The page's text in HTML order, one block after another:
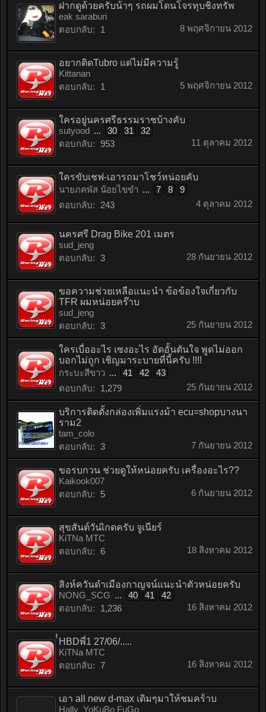
ฝากดูด้วยครับน้าๆ รถผมโดนโจรทุบชิงทรัพ
eak saraburi
ตอบกลับ:
1 8 พฤศจิกายน 2012
อยากติดTubro แต่ไม่มีความรู้
Kittanan
ตอบกลับ:
1 5 พฤศจิกายน 2012
ใครอยู่นครศรีธรรมราชบ้างคับ
sutyood ... 30 31
32
ตอบกลับ: 953 11 ตุลาคม 2012
ใครขับเชฟ-เอารถมาโชว์หน่อยคับ
นายภคพัส น้อยไขขำ ... 7 8
9
ตอบกลับ:
243 4 ตุลาคม 2012
นครศรี Drag Bike 201 เมตร
sud_jeng
ตอบกลับ: 3 28 กันยายน 2012
ขอความช่วยเหลือแนะนำ ข้อข้องใจเกี่ยวกับ
TFR ผมหน่อยคร๊าบ
sud_jeng
ตอบกลับ: 3 25 กันยายน 2012
ใครเบื่ออะไร เซงอะไร อัดอั้นตันใจ พูดไม่ออก
บอกไม่ถูก เชิญมาระบายที่นี้ครับ !!!!
กระบะสีขาว ... 41 42
43
ตอบกลับ:
1,279 25 กันยายน 2012
บริการติดตั้งกล่องเพิ่มแรงม้า ecu=shopบางนา
ราม2
tam_colo
ตอบกลับ: 3 7 กันยายน 2012
ขอรบกวน ช่วยดูให้หน่อยครับ เครื่องอะไร??
Kaikook007
ตอบกลับ:
5 6 กันยายน 2012
สุขสันต์วันเิกดครับ จูเนียร์
KiTNa MTC
ตอบกลับ: 6 18 สิงหาคม 2012
สิงห์ควันดำเมืองกาญจน์แนะนำตัวหน่อยครับ
NONG_SCG ... 40 41
42
ตอบกลับ:
1,236 16 สิงหาคม 2012
็็HBDพี่1 27/06/.....
KiTNa MTC
ตอบกลับ: 7 16 สิงหาคม 2012
เอา all new d-max เดิมๆมาให้ชมคร้าบ
Hally_YoKuBo FuGo